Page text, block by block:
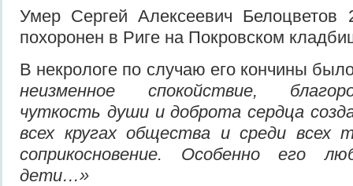
Умер Сергей Алексеевич
похоронен в Риге на Покровском
В некрологе по случаю его кончины
неизменное спокойствие,
чуткость души и доброта сердца
всех кругах общества и среди всех
соприкосновение. Особенно его
дети…»